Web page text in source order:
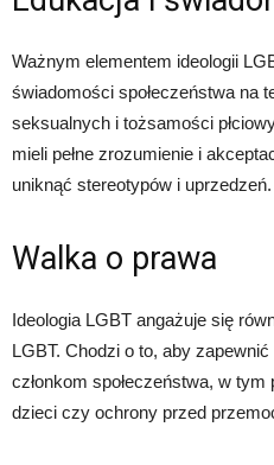
Ważnym elementem ideologii
świadomości społeczeństwa na
seksualnych i tożsamości
mieli pełne zrozumienie i
uniknąć stereotypów i uprzedzeń.
Walka o prawa
Ideologia LGBT angażuje się
LGBT. Chodzi o to, aby
członkom społeczeństwa, w
dzieci czy ochrony przed